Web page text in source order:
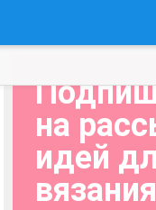
на
идей
вязания